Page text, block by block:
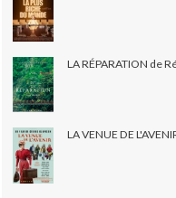
LA RÉPARATION de
LA VENUE DE